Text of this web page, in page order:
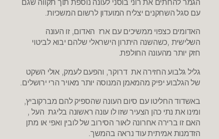
עם סגל השחקנים יצליח המועדון לרשום המשכיות.
האדומים כצפוי ממשיכים עם ארז האדום, זו העונה
השלישית ,כשהשנה היתרון הישראלי שלהם יבוא לביטוי
חזק יותר מהעונה החולפת.
גליל גלבוע החזירה את דרוקר, והפעם לעמק, אולי השקט
של הגלבוע יפיק מהמאמן המנוסה יותר מאויר הרי ירושלים.
באשדוד החליטו עם סיום העונה שהספיק להם מברקוביץ,
ומינו את נתי כהן הצעיר שזו לו עונה ראשונה בליגת העל ,
האם זו ברירה אחרונה לאור הסירוב של לובין ואפי או מתן
הזדמנות אמיתית עוד נראה בהמשך.